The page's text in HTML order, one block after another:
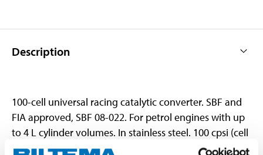
Description
100-cell universal racing catalytic converter. SBF and
FIA approved, SBF 08-022. For petrol engines with up
to 4 L cylinder volumes. In stainless steel. 100 cpsi (cell
per square inch) full-flow monolithic catalyst support